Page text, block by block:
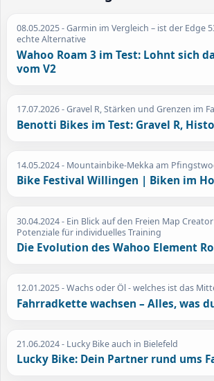
08.05.2025- Garmin im Vergleich – ist der Edge
echte Alternative
Wahoo Roam 3 im Test: Lohnt sich
vom V2
17.07.2026- Gravel R, Stärken und Grenzen im
Benotti Bikes im Test: Gravel R,
14.05.2024- Mountainbike-Mekka am
Bike Festival Willingen | Biken im
30.04.2024- Ein Blick auf den Freien Map
Potenziale für individuelles Training
Die Evolution des Wahoo Element
12.01.2025- Wachs oder Öl - welches ist das
Fahrradkette wachsen – Alles, was
21.06.2024- Lucky Bike auch in Bielefeld
Lucky Bike: Dein Partner rund ums